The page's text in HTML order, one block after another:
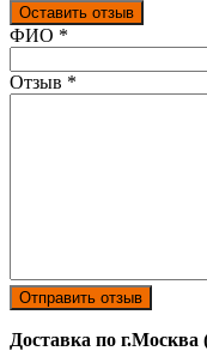
Оставить отзыв
Ваш отзыв был
ФИО *
Отзыв *
Отправить отзыв
Доставка по